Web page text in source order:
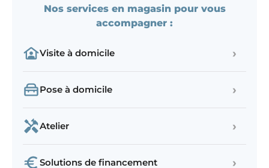
Nos services en magasin pour vous
accompagner :
Visite à domicile ›
Pose à domicile ›
Atelier ›
Solutions de financement ›